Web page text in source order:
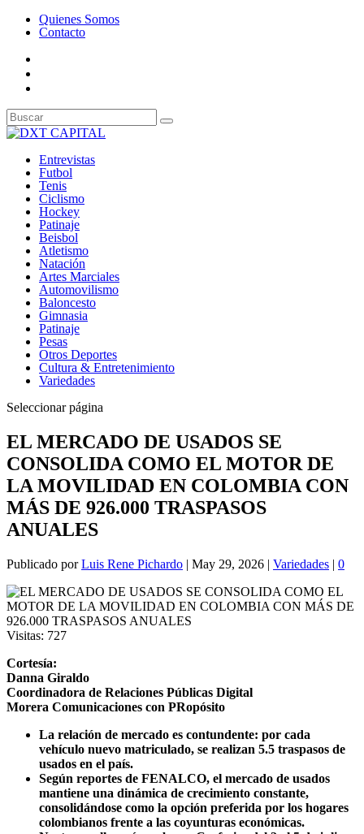
Quienes Somos
Contacto
Entrevistas
Futbol
Tenis
Ciclismo
Hockey
Patinaje
Beisbol
Atletismo
Natación
Artes Marciales
Automovilismo
Baloncesto
Gimnasia
Patinaje
Pesas
Otros Deportes
Cultura & Entretenimiento
Variedades
Seleccionar página
EL MERCADO DE USADOS SE
CONSOLIDA COMO EL MOTOR DE
LA MOVILIDAD EN COLOMBIA CON
MÁS DE 926.000 TRASPASOS
ANUALES
Publicado porLuis Rene Pichardo | May 29, 2026 | Variedades | 0
Visitas: 727
Cortesía:
Danna Giraldo
Coordinadora de Relaciones Públicas Digital
Morera Comunicaciones con PRopósito
La relación de mercado es contundente: por cada
vehículo nuevo matriculado, se realizan 5.5 traspasos de
usados en el país.
Según reportes de FENALCO, el mercado de usados
mantiene una dinámica de crecimiento constante,
consolidándose como la opción preferida por los hogares
colombianos frente a las coyunturas económicas.